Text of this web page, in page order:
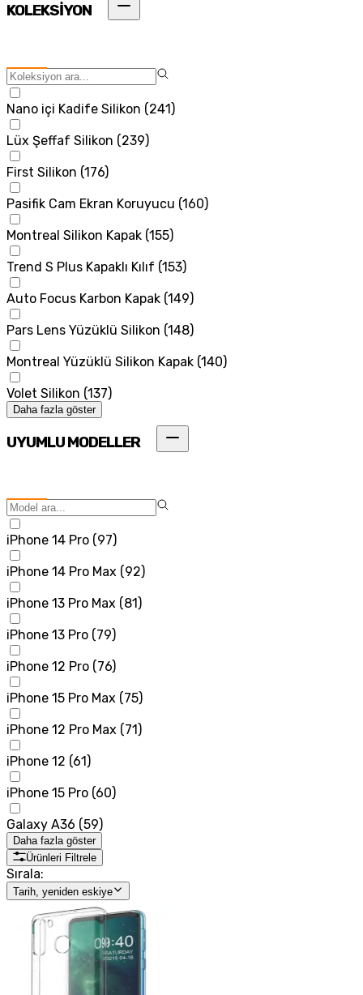
KOLEKSİYON
Nano içi Kadife Silikon (241)
Lüx Şeffaf Silikon (239)
First Silikon (176)
Pasifik Cam Ekran Koruyucu (160)
Montreal Silikon Kapak (155)
Trend S Plus Kapaklı Kılıf (153)
Auto Focus Karbon Kapak (149)
Pars Lens Yüzüklü Silikon (148)
Montreal Yüzüklü Silikon Kapak (140)
Volet Silikon (137)
Daha fazla göster
UYUMLU MODELLER
iPhone 14 Pro (97)
iPhone 14 Pro Max (92)
iPhone 13 Pro Max (81 )
iPhone 13 Pro (79)
iPhone 12 Pro (76)
iPhone 15 Pro Max (75)
iPhone 12 Pro Max (71 )
iPhone 12 (61 )
iPhone 15 Pro (60)
Galaxy A36 (59)
Daha fazla göster
Ürünleri Filtrele
Sırala:
Tarih, yeniden eskiye